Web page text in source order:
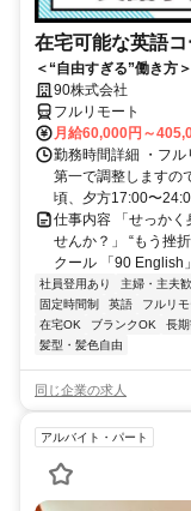
在宅可能な英語
＜“自由すぎる”働き方
90株式会社
フルリモート
月給60,000円～
勤務時間詳細 ・フ
第一で調整しますの
頃、夕方17:00〜
仕事内容 「せっかく
せんか？」 “もう挫
クール 「90 English
社員登用あり 主婦・主夫
固定時間制
英語 フルリモ
在宅OK
ブランクOK 長
髪型・髪色自由
同じ企業の求人
アルバイト・パート